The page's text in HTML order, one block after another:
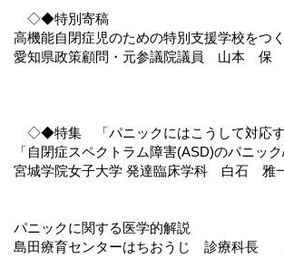
◇◆特別寄稿
高機能自閉症児のための特別支援学校をつ
愛知県政策顧問・元参議院議員 山本 保
◇◆特集 「パニックにはこうして対応す
「自閉症スペクトラム障害(ASD)のパニック/
宮城学院女子大学 発達臨床学科 白石 雅
パニックに関する医学的解説
島田療育センターはちおうじ 診療科